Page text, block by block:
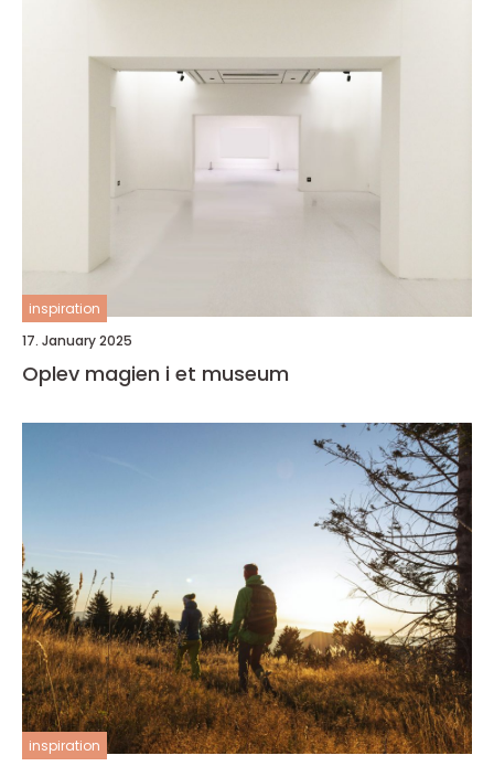
inspiration
17. January 2025
Oplev magien i et museum
inspiration